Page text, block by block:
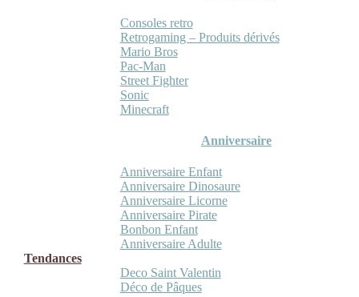
Consoles retro
Retrogaming – Produits dérivés
Mario Bros
Pac-Man
Street Fighter
Sonic
Minecraft
Anniversaire
Anniversaire Enfant
Anniversaire Dinosaure
Anniversaire Licorne
Anniversaire Pirate
Bonbon Enfant
Anniversaire Adulte
Tendances
Deco Saint Valentin
Déco de Pâques